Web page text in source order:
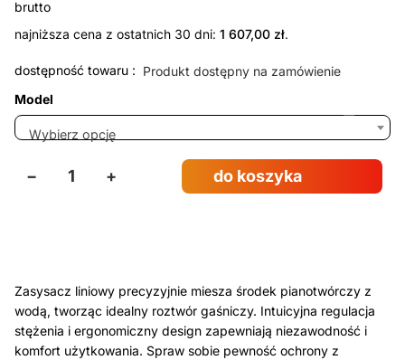
Zasysacz liniowy precyzyjnie miesza środek pianotwórczy z
wodą, tworząc idealny roztwór gaśniczy. Intuicyjna regulacja
stężenia i ergonomiczny design zapewniają niezawodność i
komfort użytkowania. Spraw sobie pewność ochrony z
najniższa cena z ostatnich 30 dni: 1 607,00 zł.
dostępność towaru : Produkt dostępny na zamówienie
Model
Wybierz opcję
− + do koszyka